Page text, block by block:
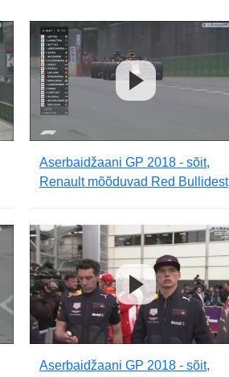
Aserbaidžaani GP 2018 - sõit,
Renault mõõduvad Red Bullidest
Aserbaidžaani GP 2018 - sõit,